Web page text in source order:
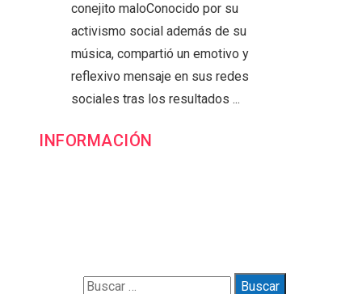
conejito maloConocido por su
activismo social además de su
música, compartió un emotivo y
reflexivo mensaje en sus redes
sociales tras los resultados ...
INFORMACIÓN